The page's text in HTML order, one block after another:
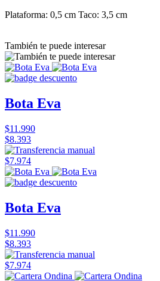
Plataforma: 0,5 cm Taco: 3,5 cm
También te puede interesar
Bota Eva
$11.990
$8.393
$7.974
Bota Eva
$11.990
$8.393
$7.974